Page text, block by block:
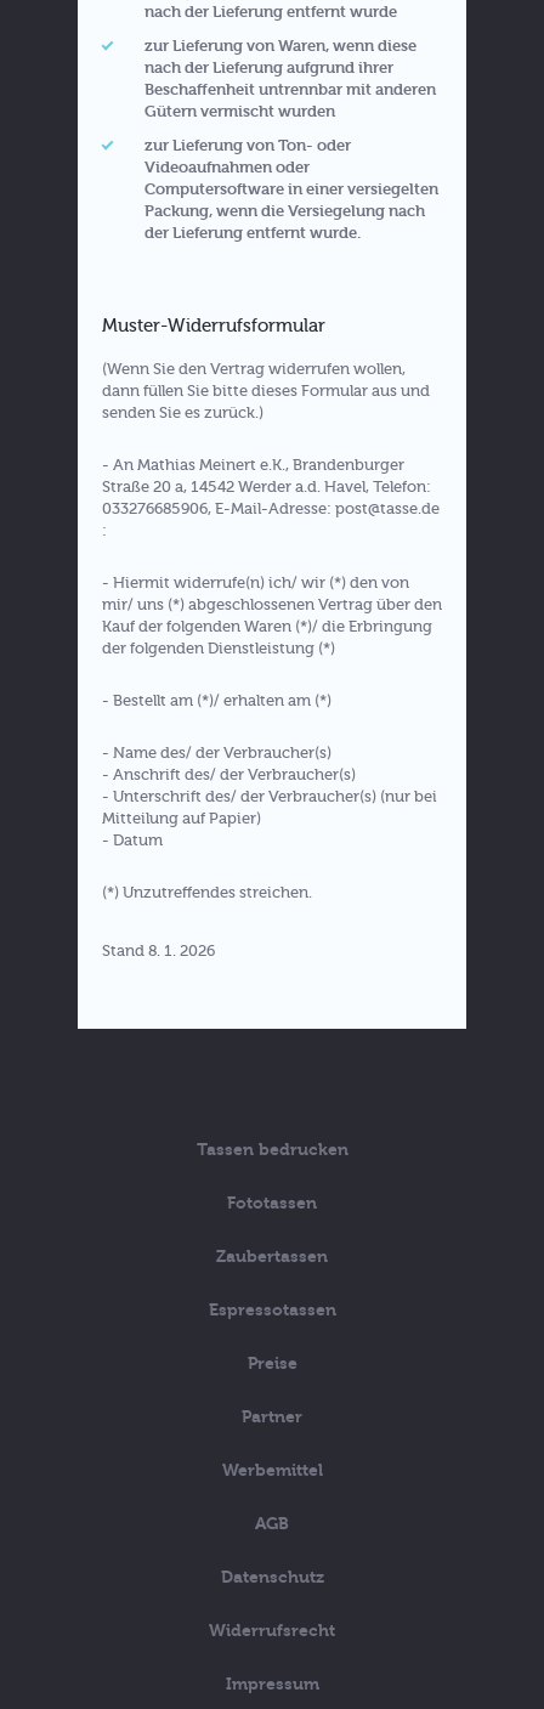
nach der Lieferung entfernt wurde
zur Lieferung von Waren, wenn diese
nach der Lieferung aufgrund ihrer
Beschaffenheit untrennbar mit anderen
Gütern vermischt wurden
zur Lieferung von Ton- oder
Videoaufnahmen oder
Computersoftware in einer versiegelten
Packung, wenn die Versiegelung nach
der Lieferung entfernt wurde.
Muster-Widerrufsformular
(Wenn Sie den Vertrag widerrufen wollen,
dann füllen Sie bitte dieses Formular aus und
senden Sie es zurück.)
- An Mathias Meinert e.K., Brandenburger
Straße 20 a, 14542 Werder a.d. Havel, Telefon:
033276685906, E-Mail-Adresse: post@tasse.de
:
- Hiermit widerrufe(n) ich/ wir (*) den von
mir/ uns (*) abgeschlossenen Vertrag über den
Kauf der folgenden Waren (*)/ die Erbringung
der folgenden Dienstleistung (*)
- Bestellt am (*)/ erhalten am (*)
- Name des/ der Verbraucher(s)
- Anschrift des/ der Verbraucher(s)
- Unterschrift des/ der Verbraucher(s) (nur bei
Mitteilung auf Papier)
- Datum
(*) Unzutreffendes streichen.
Stand 8. 1. 2026
Tassen bedrucken
Fototassen
Zaubertassen
Espressotassen
Preise
Partner
Werbemittel
AGB
Datenschutz
Widerrufsrecht
Impressum